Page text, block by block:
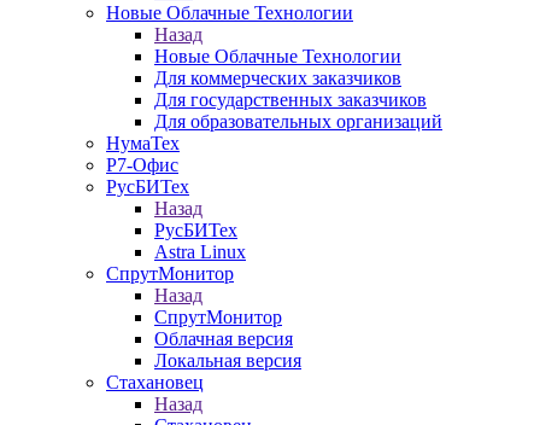
Новые Облачные Технологии
Назад
Новые Облачные Технологии
Для коммерческих заказчиков
Для государственных заказчиков
Для образовательных организаций
НумаТех
Р7-Офис
РусБИТех
Назад
РусБИТех
Astra Linux
СпрутМонитор
Назад
СпрутМонитор
Облачная версия
Локальная версия
Стахановец
Назад